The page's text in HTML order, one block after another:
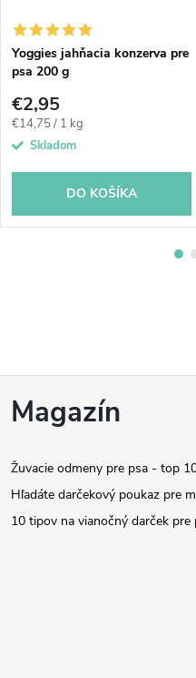
Yoggies jahňacia konzerva pre
psa 200 g
€2,95
Jednotková
cena:
€14,75 / 1 kg
Skladom
DO KOŠÍKA
Z
p
ä
Magazín
Žuvacie odmeny pre psa - top
Hľadáte darčekový poukaz pre
10 tipov na vianočný darček pre